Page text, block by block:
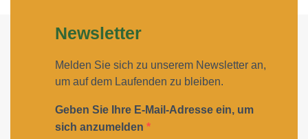
Newsletter
Melden Sie sich zu unserem Newsletter an,
um auf dem Laufenden zu bleiben.
Geben Sie Ihre E-Mail-Adresse ein, um
sich anzumelden